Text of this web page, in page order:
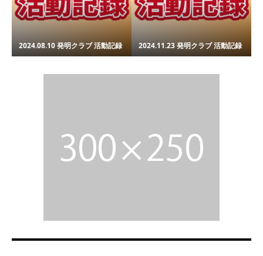
2024.08.10 発明クラブ 活動記録 2024.11.23 発明クラブ 活動記録